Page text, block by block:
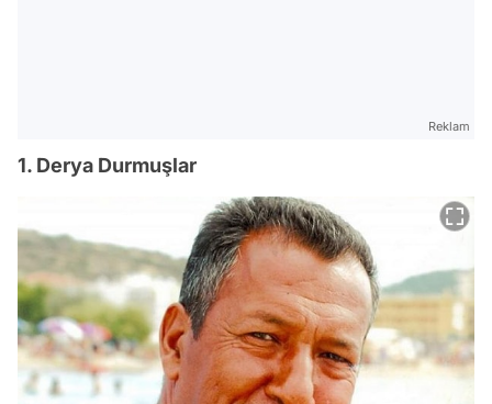
Reklam
1. Derya Durmuşlar